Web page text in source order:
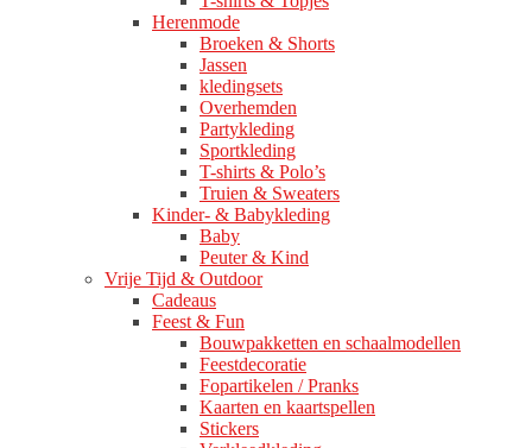
Herenmode
Broeken & Shorts
Jassen
kledingsets
Overhemden
Partykleding
Sportkleding
T-shirts & Polo’s
Truien & Sweaters
Kinder- & Babykleding
Baby
Peuter & Kind
Vrije Tijd & Outdoor
Cadeaus
Feest & Fun
Bouwpakketten en schaalmodellen
Feestdecoratie
Fopartikelen / Pranks
Kaarten en kaartspellen
Stickers